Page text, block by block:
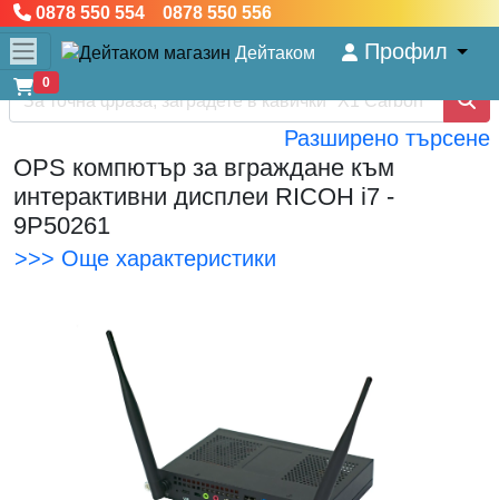
0878 550 554 0878 550 556
Дейтаком Профил
0
Разширено търсене
OPS компютър за вграждане към
интерактивни дисплеи RICOH i7 -
9P50261
>>> Още характеристики